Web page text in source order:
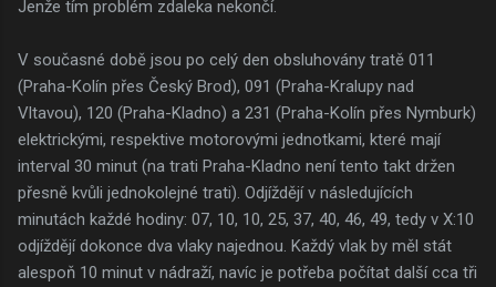
Jenže tím problém zdaleka nekončí.
V současné době jsou po celý den obsluhovány tratě 011
(Praha-Kolín přes Český Brod), 091 (Praha-Kralupy nad
Vltavou), 120 (Praha-Kladno) a 231 (Praha-Kolín přes Nymburk)
elektrickými, respektive motorovými jednotkami, které mají
interval 30 minut (na trati Praha-Kladno není tento takt držen
přesně kvůli jednokolejné trati). Odjíždějí v následujících
minutách každé hodiny: 07, 10, 10, 25, 37, 40, 46, 49, tedy v X:10
odjíždějí dokonce dva vlaky najednou. Každý vlak by měl stát
alespoň 10 minut v nádraží, navíc je potřeba počítat další cca tři